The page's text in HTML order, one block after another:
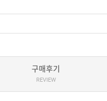
구매후기
REVIEW